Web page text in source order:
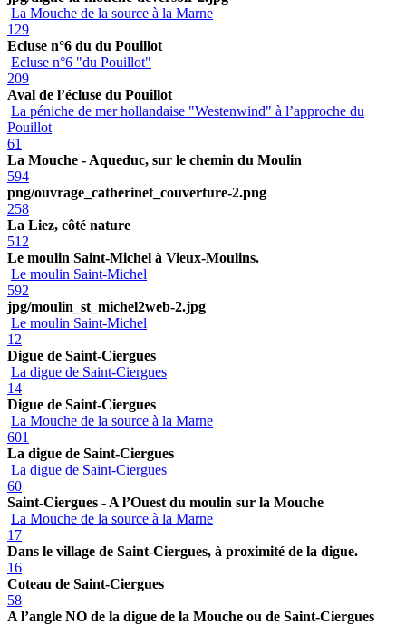
La Mouche de la source à la Marne
129
Ecluse n°6 du du Pouillot
Ecluse n°6 "du Pouillot"
209
Aval de l’écluse du Pouillot
La péniche de mer hollandaise "Westenwind" à l’approche du
Pouillot
61
La Mouche - Aqueduc, sur le chemin du Moulin
594
png/ouvrage_catherinet_couverture-2.png
258
La Liez, côté nature
512
Le moulin Saint-Michel à Vieux-Moulins.
Le moulin Saint-Michel
592
jpg/moulin_st_michel2web-2.jpg
Le moulin Saint-Michel
12
Digue de Saint-Ciergues
La digue de Saint-Ciergues
14
Digue de Saint-Ciergues
La Mouche de la source à la Marne
601
La digue de Saint-Ciergues
La digue de Saint-Ciergues
60
Saint-Ciergues - A l’Ouest du moulin sur la Mouche
La Mouche de la source à la Marne
17
Dans le village de Saint-Ciergues, à proximité de la digue.
16
Coteau de Saint-Ciergues
58
A l’angle NO de la digue de la Mouche ou de Saint-Ciergues